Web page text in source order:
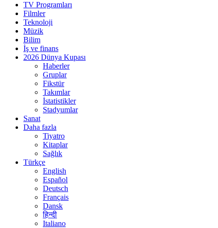
TV Programları
Filmler
Teknoloji
Müzik
Bilim
İş ve finans
2026 Dünya Kupası
Haberler
Gruplar
Fikstür
Takımlar
İstatistikler
Stadyumlar
Sanat
Daha fazla
Tiyatro
Kitaplar
Sağlık
Türkçe
English
Español
Deutsch
Français
Dansk
हिन्दी
Italiano